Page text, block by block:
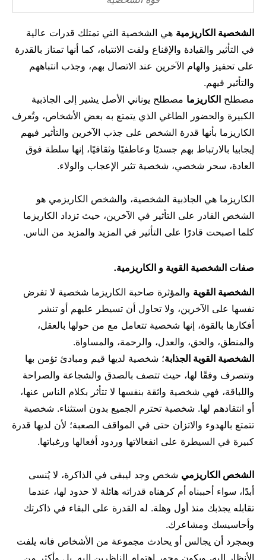
الشخصية الكاريزمية هي الشخصية التي تمتلك قدرات عالية
في التأثير والقيادة والإقناع ولفت الانتباه، كما أنها تمتاز بالقدرة
على تحفيز والهام الآخرين عند الاتصال بهم، وجذب انتباههم
والتأثير فيهم.
مصطلح الكاريزما مصطلح يوناني الأصل يشير إلى الجاذبية
الكبيرة والحضور الطاغي الذي يتمتع به بعض الأشخاص، وتُعرف
الكاريزما بأنها قدرة الشخص على جذب الآخرين والتأثير فيهم
إيجابيا بالارتباط بهم جسديًا وعاطفيًا وثقافيًا، إنها سلطة فوق
العادة، سحر شخصي، شخصية تثير الإعجاب والولاء.
الكاريزما هي الجاذبية الشخصية، والشخص الكاريزمي هو
الشخص القادر على التأثير في الآخرين، حيث تزداد الكاريزما
كلما اصبحت قادرًا على التأثير في المزيد والمزيد من الناس.
صفات الشخصية القوية و الكاريزمية.
الشخصية القوية والمؤثرة صاحبة الكاريزما شخصية لا تفرض
نفسها على الآخرين، ولا تحاول أن تسيطر عليهم أو تنشر
أفكارها بالقوة، إنها شخصية تتعامل مع من حولها بالعقل،
والمنطق، والحق، والعدل، والرحمة، والمساواة.
الشخصية القوية الجذابة؛ شخصية لديها قيم ومبادئ تؤمن بها
وتتصرف وفقًا لها، حيث تتصف بالصدق والشجاعة والصراحة
واللباقة، فهي شخصية واثقة بنفسها لا تتأثر بكلام الناس عنها،
أو انتقادهم لها. شخصية تحترم الجميع بدون استثناء. شخصية
تتمتع بالهدوء والاتزان حتى في المواقف الصعبة؛ لأن لديها قدرة
كبيرة في السيطرة على انفعالاتها وردود أفعالها ورغباتها.
الشخص الكاريزمي شخص وجد ليبقى في الذاكرة، لا يُنسى
أبدًا، سواء أحببناه أم كرهناه قدراته هائلة لا حدود لها، عندما
تقابله يجذبك منذ أول وهلة. له القدرة على البقاء في ذاكرتك
وأحاسيسك ومشاعرك.
وبمجرد أن يجالس أو يحادث مجموعة من الأشخاص فانه يلفت